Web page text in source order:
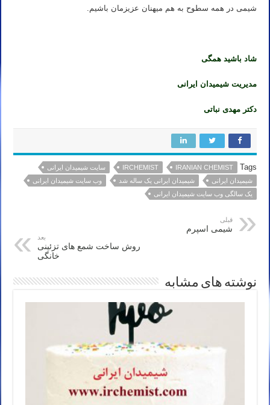
شیمی در همه سطوح به هم میهنان عزیزمان باشیم.
شاد باشید همگی
مدیریت شیمیدان ایرانی
دکتر مهدی نباتی
Tags
IRANIAN CHEMIST
IRCHEMIST
سایت شیمیدان ایرانی
شیمیدان ایرانی
شیمیدان ایرانی یک ساله شد
وب سایت شیمیدان ایرانی
یک سالگی وب سایت شیمیدان ایرانی
قبلی
شیمی اسپرم
بعد
روش ساخت شمع های تزئینی
خانگی
نوشته های مشابه